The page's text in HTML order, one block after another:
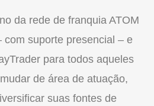
da rede de franquia ATOM
com suporte presencial – e
para todos aqueles
de área de atuação,
suas fontes de